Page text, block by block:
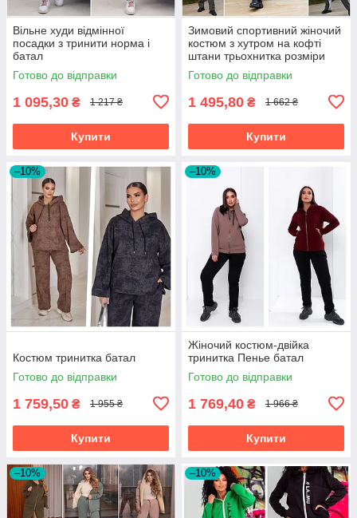
Вільне худи відмінної
посадки з тринити норма і
батал
Готово до відправки
1 095,30 ₴ 1 217 ₴
Купити
Зимовий спортивний жіночий
костюм з хутром на кофті
штани трьохнитка розміри
батал
Готово до відправки
1 495,80 ₴ 1 662 ₴
Купити
–10%
Костюм тринитка батал
Готово до відправки
1 759,50 ₴ 1 955 ₴
Купити
–10%
Жіночий костюм-двійка
тринитка Пенье батал
Готово до відправки
1 769,40 ₴ 1 966 ₴
Купити
–10% –10%